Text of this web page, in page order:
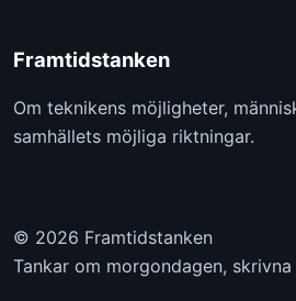
Framtidstanken
Om teknikens möjligheter,
samhällets möjliga riktningar.
© 2026 Framtidstanken
Tankar om morgondagen, skrivna